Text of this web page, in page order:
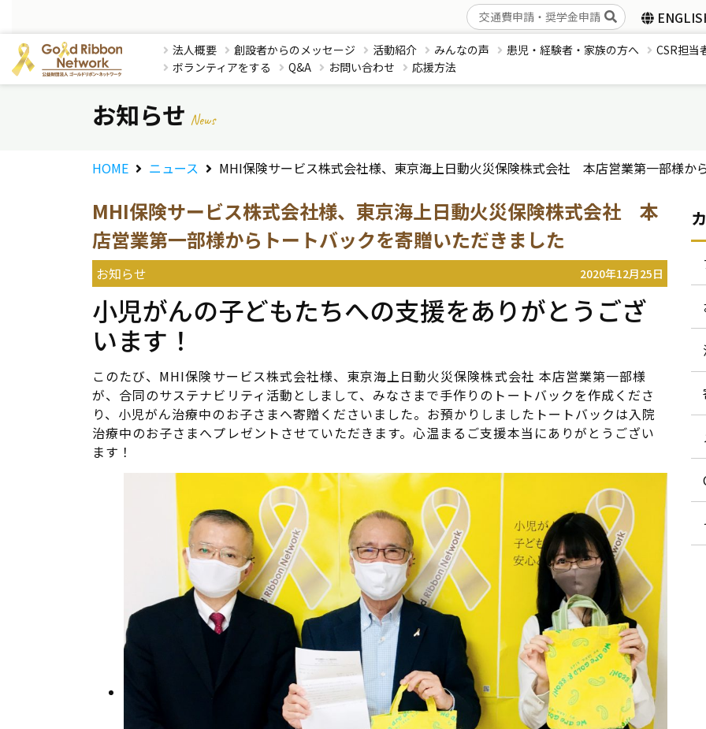
法人概要 創設者からのメッセージ 活動紹介 みんなの声 患児・経験者・家族の方へ CSR担当
ボランティアをする
Q&A お問い合わせ 応援方法
お知らせ News
HOME ニュース MHI保険サービス株式会社様、東京海上日動火災保険株式会社 本店営業第一部様か
MHI保険サービス株式会社様、東京海上日動火災保険株式会社 本
店営業第一部様からトートバックを寄贈いただきました
お知らせ 2020年12月25日
小児がんの子どもたちへの支援をありがとうござ
います！
このたび、MHI保険サービス株式会社様、東京海上日動火災保険株式会社 本店営業第一部様
が、合同のサステナビリティ活動としまして、みなさまで手作りのトートバックを作成くださ
り、小児がん治療中のお子さまへ寄贈くださいました。お預かりしましたトートバックは入院
治療中のお子さまへプレゼントさせていただきます。心温まるご支援本当にありがとうござい
ます！